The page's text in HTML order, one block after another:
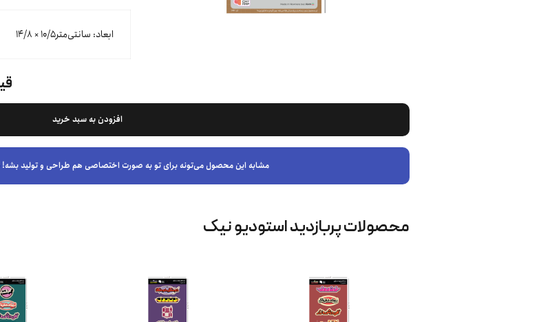
ابعاد: سانتی‌متر۱۰/۵ × ۱۴/٨
افزودن به سبد خرید
مشابه این محصول می‌تونه برای تو به صورت اختصاصی هم طراحی و تولید بشه!
محصولات پربازدید استودیو نیک